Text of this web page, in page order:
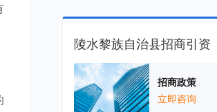
陵水黎族自治县招商引资
招商政策
立即咨询